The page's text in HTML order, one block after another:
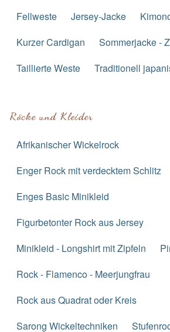
Fellweste Jersey-Jacke
Kurzer Cardigan
Sommerjacke -
Taillierte Weste
Traditionell
Röcke und Kleider
Afrikanischer Wickelrock
Enger Rock mit verdecktem Schlitz
Enges Basic Minikleid
Figurbetonter Rock aus Jersey
Minikleid - Longshirt mit Zipfeln
Rock - Flamenco - Meerjungfrau
Rock aus Quadrat oder Kreis
Sarong Wickeltechniken